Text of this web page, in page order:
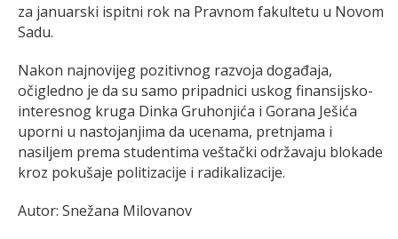
za januarski ispitni rok na Pravnom fakultetu u Novom
Sadu.
Nakon najnovijeg pozitivnog razvoja događaja,
očigledno je da su samo pripadnici uskog finansijsko-
interesnog kruga Dinka Gruhonjića i Gorana Ješića
uporni u nastojanjima da ucenama, pretnjama i
nasiljem prema studentima veštački održavaju blokade
kroz pokušaje politizacije i radikalizacije.
Autor: Snežana Milovanov